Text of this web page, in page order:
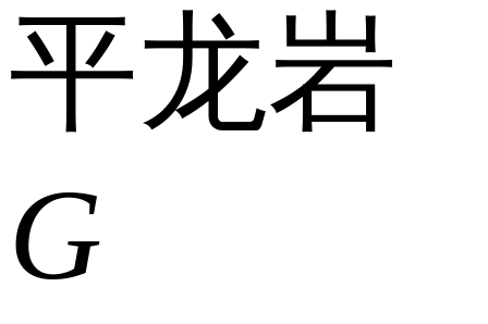
平龙岩
G